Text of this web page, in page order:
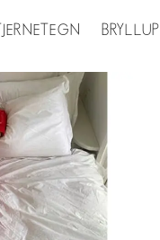
BRYLLUP